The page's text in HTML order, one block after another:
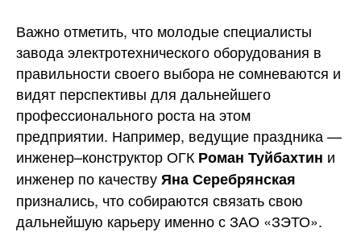
Важно отметить, что молодые специалисты
завода электротехнического оборудования в
правильности своего выбора не сомневаются и
видят перспективы для дальнейшего
профессионального роста на этом
предприятии. Например, ведущие праздника —
инженер–конструктор ОГК Роман Туйбахтин и
инженер по качествуЯна Серебрянская
признались, что собираются связать свою
дальнейшую карьеру именно с ЗАО «ЗЭТО».